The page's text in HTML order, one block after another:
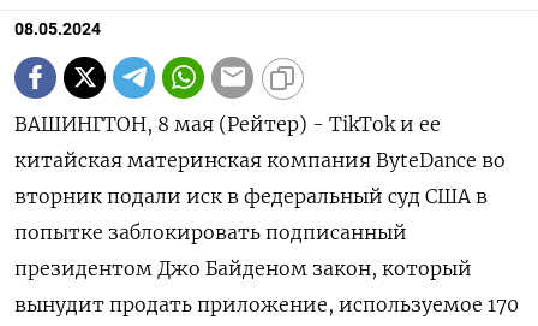
08.05.2024
ВАШИНГТОН, 8 мая (Рейтер) - TikTok и ее
китайская материнская компания ByteDance во
вторник подали иск в федеральный суд США в
попытке заблокировать подписанный
президентом Джо Байденом закон, который
вынудит продать приложение, используемое 170